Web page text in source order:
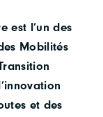
est l’un des
Mobilités
et des